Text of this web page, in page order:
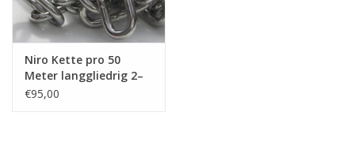
Niro Schäkel
Niro Drahtseilspanner
Niro Kette pro 50
Meter langgliedrig 2–
13mm. A4 - AISI 316
€95,00